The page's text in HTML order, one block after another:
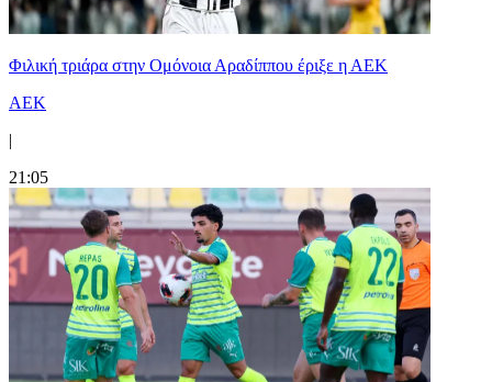
Φιλική τριάρα στην Ομόνοια Αραδίππου έριξε η ΑΕΚ
ΑΕΚ
|
21:05